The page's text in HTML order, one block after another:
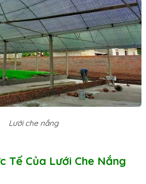
Lưới che nắng
Tế Của Lưới Che Nắng